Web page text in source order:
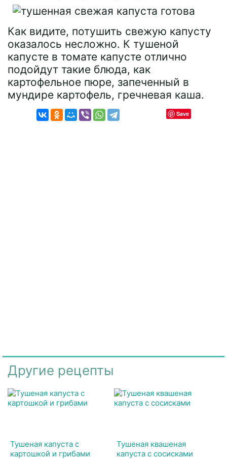
Как видите, потушить свежую капусту
оказалось несложно. К тушеной
капусте в томате капусте отлично
подойдут такие блюда, как
картофельное пюре, запеченный в
мундире картофель, гречневая каша.
Save
Другие рецепты
Тушеная капуста с
картошкой и грибами
Тушеная квашеная
капуста с сосисками